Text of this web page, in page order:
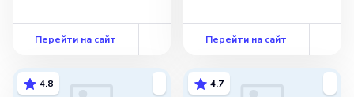
Перейти на сайт Перейти на сайт
4.8 4.7